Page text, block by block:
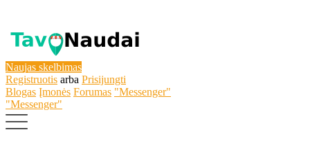
Naujas skelbimas
Registruotis arba Prisijungti
Blogas Įmonės Forumas "Messenger"
"Messenger"